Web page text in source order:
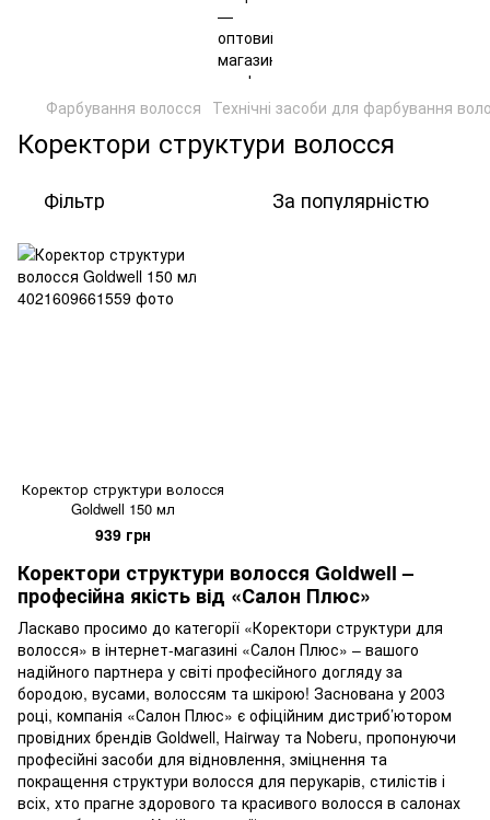
Фарбування волосся Технічні засоби для фарбування
Коректори структури волосся
Фільтр За популярністю
Коректор структури волосся
Goldwell 150 мл
939 грн
Коректори структури волосся Goldwell –
професійна якість від «Салон Плюс»
Ласкаво просимо до категорії «Коректори структури для
волосся» в інтернет-магазині «Салон Плюс» – вашого
надійного партнера у світі професійного догляду за
бородою, вусами, волоссям та шкірою! Заснована у 2003
році, компанія «Салон Плюс» є офіційним дистриб’ютором
провідних брендів Goldwell, Hairway та Noberu, пропонуючи
професійні засоби для відновлення, зміцнення та
покращення структури волосся для перукарів, стилістів і
всіх, хто прагне здорового та красивого волосся в салонах